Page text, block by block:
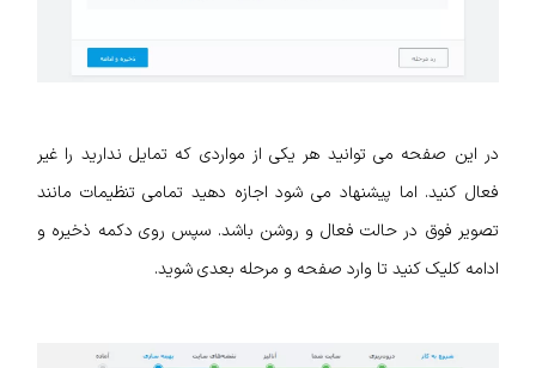
در این صفحه می توانید هر یکی از مواردی که تمایل ندارید را غیر
فعال کنید. اما پیشنهاد می شود اجازه دهید تمامی تنظیمات مانند
تصویر فوق در حالت فعال و روشن باشد. سپس روی دکمه ذخیره و
ادامه کلیک کنید تا وارد صفحه و مرحله بعدی شوید.